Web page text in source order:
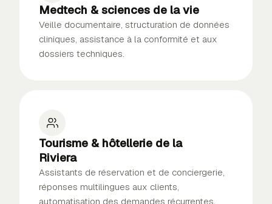
Medtech & sciences de la vie
Veille documentaire, structuration de données
cliniques, assistance à la conformité et aux
dossiers techniques.
Tourisme & hôtellerie de la
Riviera
Assistants de réservation et de conciergerie,
réponses multilingues aux clients,
automatisation des demandes récurrentes.